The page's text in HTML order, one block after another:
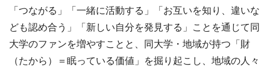
「つながる」「一緒に活動する」「お互いを知り、違いな
ども認め合う」「新しい自分を発見する」ことを通じて同
大学のファンを増やすことと、同大学・地域が持つ「財
（たから）＝眠っている価値」を掘り起こし、地域の人々